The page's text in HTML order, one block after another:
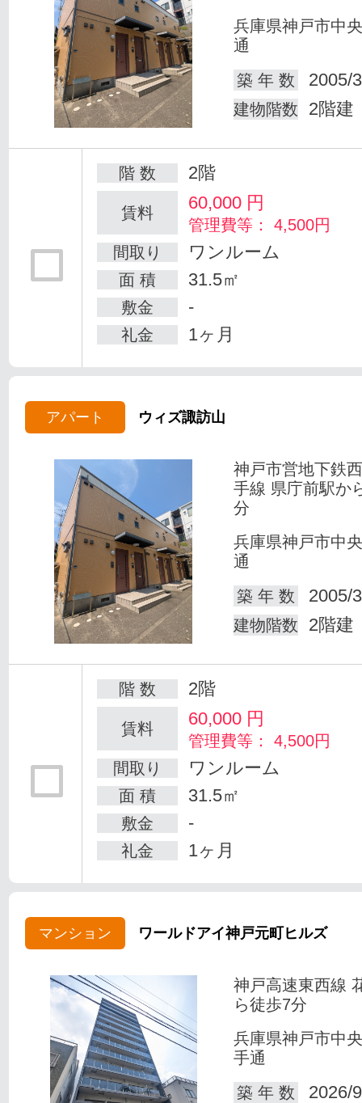
兵庫県神戸市中
通
築 年 数
2005/
建物階数 2階建
階 数 2階
賃料 60,000 円
管理費等： 4,500円
間取り
ワンルーム
面 積 31.5㎡
敷金 -
礼金 1ヶ月
アパート ウィズ諏訪山
神戸市営地下鉄
手線 県庁前駅か
分
兵庫県神戸市中
通
築 年 数
2005/
建物階数 2階建
階 数 2階
賃料 60,000 円
管理費等： 4,500円
間取り
ワンルーム
面 積 31.5㎡
敷金 -
礼金 1ヶ月
マンション ワールドアイ神戸元町ヒルズ
神戸高速東西線
ら徒歩7分
兵庫県神戸市中
手通
築 年 数
2026/